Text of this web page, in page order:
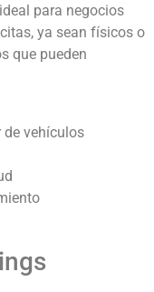
para negocios
ya sean físicos o
que pueden
de vehículos